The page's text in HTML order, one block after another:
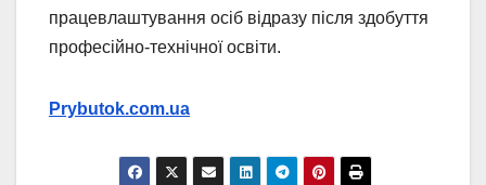
працевлаштування осіб відразу після здобуття
професійно-технічної освіти.
Prybutok.com.ua